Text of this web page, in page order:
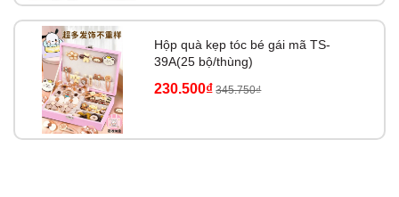
được Update
CAM KẾT BẢO HÀNH sản phẩm có lỗi do nhà sản xuất và
móp hộp trong quá trình vận chuyển xa.
CAM KẾT GIẢM GIÁ khi nhập giảm đảm bảo giá thành cạnh
tranh tới Quý đại lý.
Hộp quà kẹp tóc bé gái mã TS-
39A(25 bộ/thùng)
230.500₫ 345.750₫